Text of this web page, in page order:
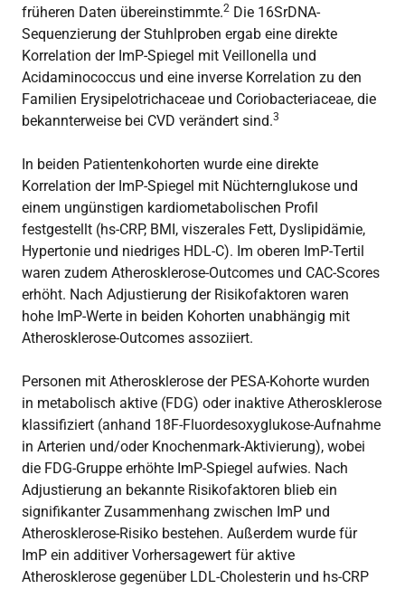
früheren Daten übereinstimmte.2 Die 16SrDNA-
Sequenzierung der Stuhlproben ergab eine direkte
Korrelation der ImP-Spiegel mit Veillonella und
Acidaminococcus und eine inverse Korrelation zu den
Familien Erysipelotrichaceae und Coriobacteriaceae, die
bekannterweise bei CVD verändert sind.3
In beiden Patientenkohorten wurde eine direkte
Korrelation der ImP-Spiegel mit Nüchternglukose und
einem ungünstigen kardiometabolischen Profil
festgestellt (hs-CRP, BMI, viszerales Fett, Dyslipidämie,
Hypertonie und niedriges HDL-C). Im oberen ImP-Tertil
waren zudem Atherosklerose-Outcomes und CAC-Scores
erhöht. Nach Adjustierung der Risikofaktoren waren
hohe ImP-Werte in beiden Kohorten unabhängig mit
Atherosklerose-Outcomes assoziiert.
Personen mit Atherosklerose der PESA-Kohorte wurden
in metabolisch aktive (FDG) oder inaktive Atherosklerose
klassifiziert (anhand 18F-Fluordesoxyglukose-Aufnahme
in Arterien und/oder Knochenmark-Aktivierung), wobei
die FDG-Gruppe erhöhte ImP-Spiegel aufwies. Nach
Adjustierung an bekannte Risikofaktoren blieb ein
signifikanter Zusammenhang zwischen ImP und
Atherosklerose-Risiko bestehen. Außerdem wurde für
ImP ein additiver Vorhersagewert für aktive
Atherosklerose gegenüber LDL-Cholesterin und hs-CRP